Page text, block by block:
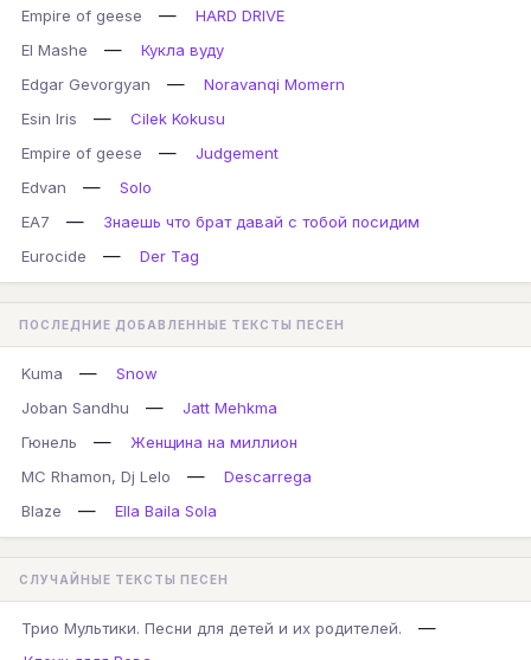
Empire of geese
—
HARD DRIVE
El Mashe
—
Кукла вуду
Edgar Gevorgyan
—
Noravanqi Momern
Esin Iris
—
Cilek Kokusu
Empire of geese
—
Judgement
Edvan
—
Solo
EA7
—
Знаешь что брат давай с тобой посидим
Eurocide
— Der Tag
ПОСЛЕДНИЕ ДОБАВЛЕННЫЕ ТЕКСТЫ ПЕСЕН
Kuma —
Snow
Joban Sandhu
—
Jatt Mehkma
Гюнель
—
Женщина на миллион
MC Rhamon, Dj Lelo
—
Descarrega
Blaze
— Ella Baila Sola
СЛУЧАЙНЫЕ ТЕКСТЫ ПЕСЕН
Трио Мультики. Песни для детей и их родителей. —